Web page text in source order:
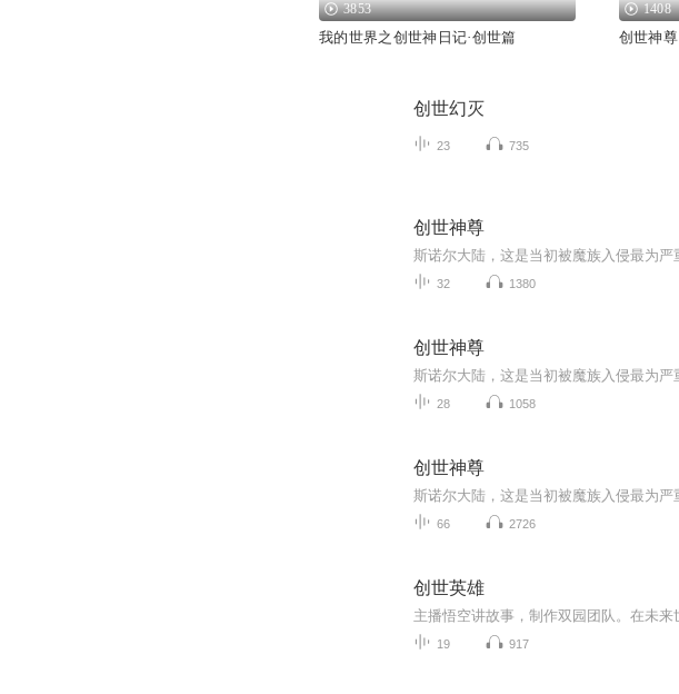
3853
我的世界之创世神日记·创世篇
1408
创世神尊
创世幻灭
23 735
创世神尊
32 1380
创世神尊
28 1058
创世神尊
66 2726
创世英雄
19 917